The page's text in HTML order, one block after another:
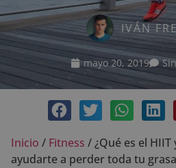
IVÁN
mayo 20, 2019
Inicio / Fitness /¿Qué es el
ayudarte a perder toda tu